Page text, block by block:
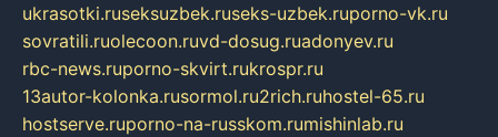
ukrasotki.ruseksuzbek.ruseks-uzbek.ruporno-vk.ru
sovratili.ruolecoon.ruvd-dosug.ruadonyev.ru
rbc-news.ruporno-skvirt.rukrospr.ru
13autor-kolonka.rusormol.ru2rich.ruhostel-65.ru
hostserve.ruporno-na-russkom.rumishinlab.ru